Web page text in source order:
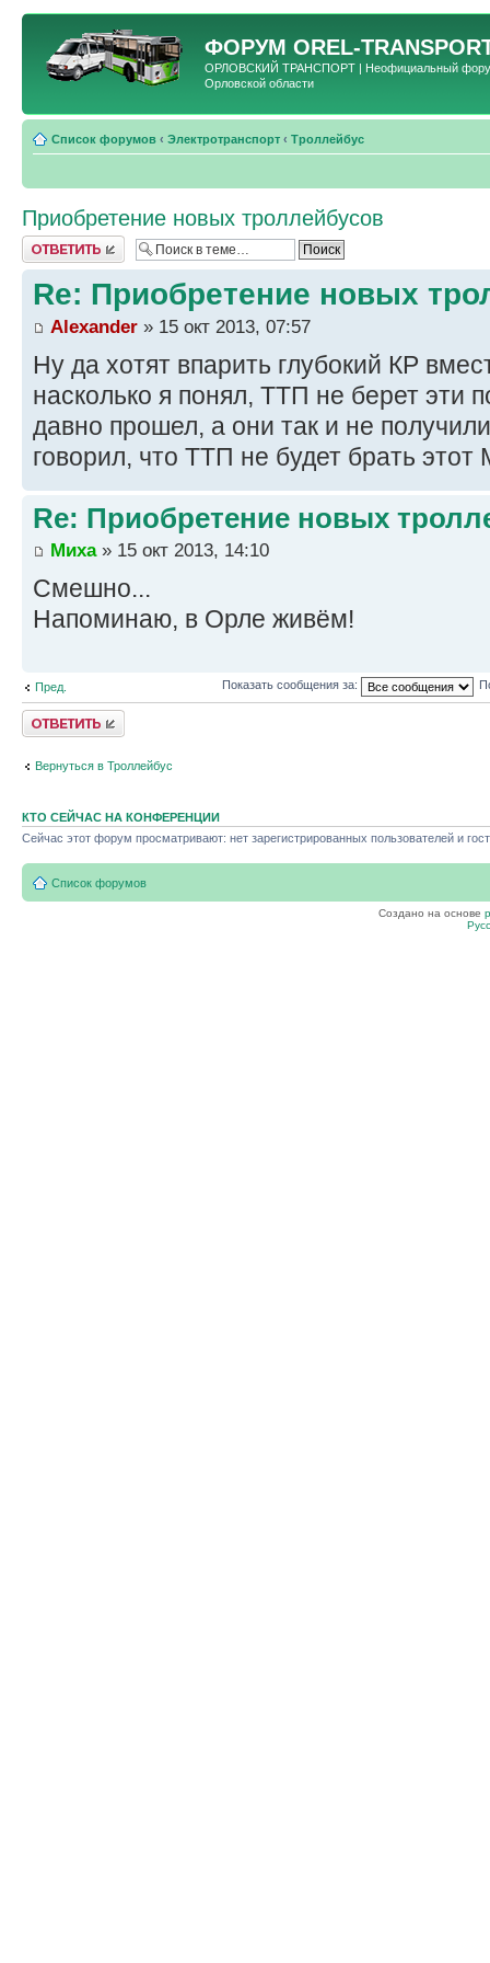
ФОРУМ OREL-
ОРЛОВСКИЙ ТРАНСПОРТ | Неофициальный форум
Орловской области
Список форумов ‹ Электротранспорт ‹ Троллейбус
Приобретение новых троллейбусов
Ответить
Re: Приобретение новых
Alexander » 15 окт 2013, 07:57
Ну да хотят впарить глубокий КР
насколько я понял, ТТП не берет эти
давно прошел, а они так и не
говорил, что ТТП не будет брать
Re: Приобретение новых
Миха» 15 окт 2013, 14:10
Смешно...
Напоминаю, в Орле живём!
Пред. Показать сообщения за:
Ответить
Вернуться в Троллейбус
КТО СЕЙЧАС НА КОНФЕРЕНЦИИ
Сейчас этот форум просматривают: нет зарегистрированных пользователей и
Список форумов
Создано на основе